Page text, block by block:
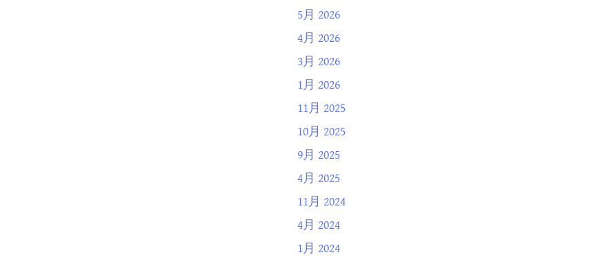
5月 2026
4月 2026
3月 2026
1月 2026
11月 2025
10月 2025
9月 2025
4月 2025
11月 2024
4月 2024
1月 2024